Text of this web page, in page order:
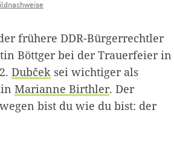
frühere DDR-Bürgerrechtler
Böttger bei der Trauerfeier in
Dubček sei wichtiger als
Marianne Birthler. Der
bist du wie du bist: der